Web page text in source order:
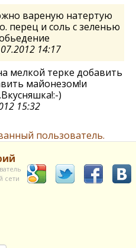
вареную натертую
перец и соль с зеленью
14:17
мелкой терке добавить
майонезом!и
)
15:32
пользователь.
сети